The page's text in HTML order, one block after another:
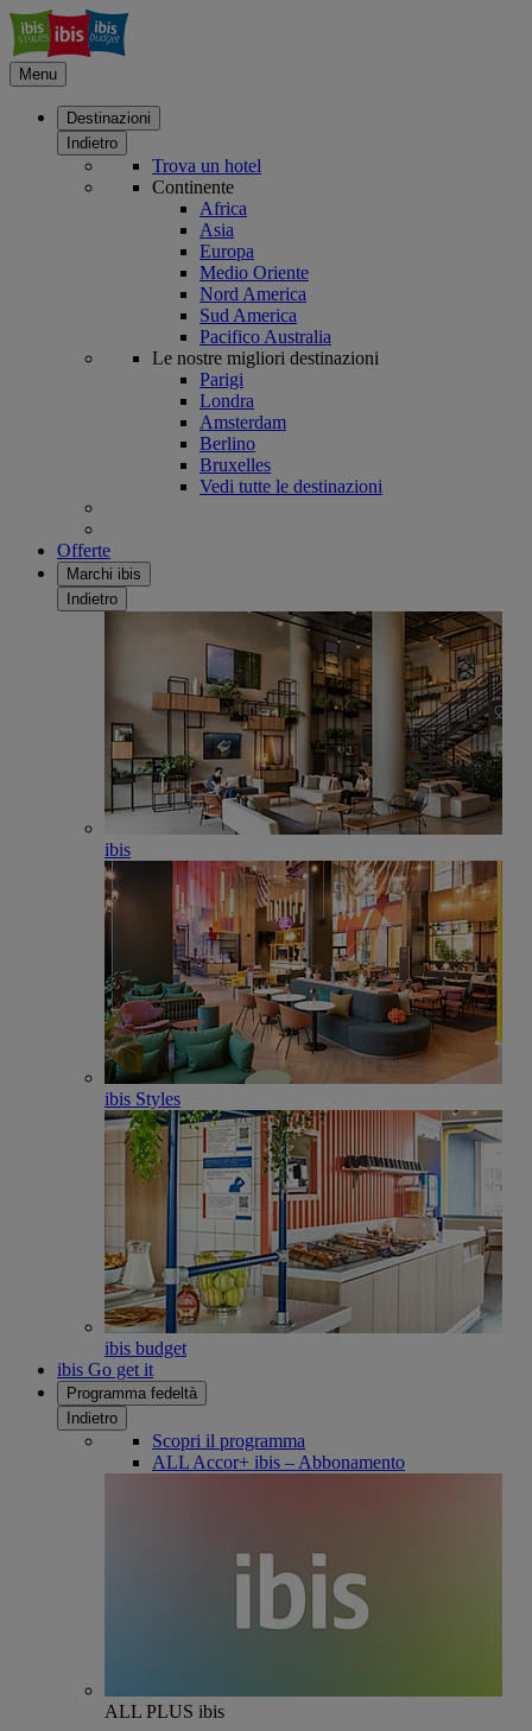
Menu
Destinazioni
Indietro
Trova un hotel
Continente
Africa
Asia
Europa
Medio Oriente
Nord America
Sud America
Pacifico Australia
Le nostre migliori destinazioni
Parigi
Londra
Amsterdam
Berlino
Bruxelles
Vedi tutte le destinazioni
Offerte
Marchi ibis
Indietro
ibis
ibis Styles
ibis budget
ibis Go get it
Programma fedeltà
Indietro
Scopri il programma
ALL Accor+ ibis – Abbonamento
ALL PLUS ibis